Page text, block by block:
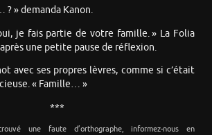
» demanda Kanon.
je fais partie de votre famille. » La Folia
une petite pause de réflexion.
avec ses propres lèvres, comme si c’était
« Famille… »
***
une faute d’orthographe, informez-nous en